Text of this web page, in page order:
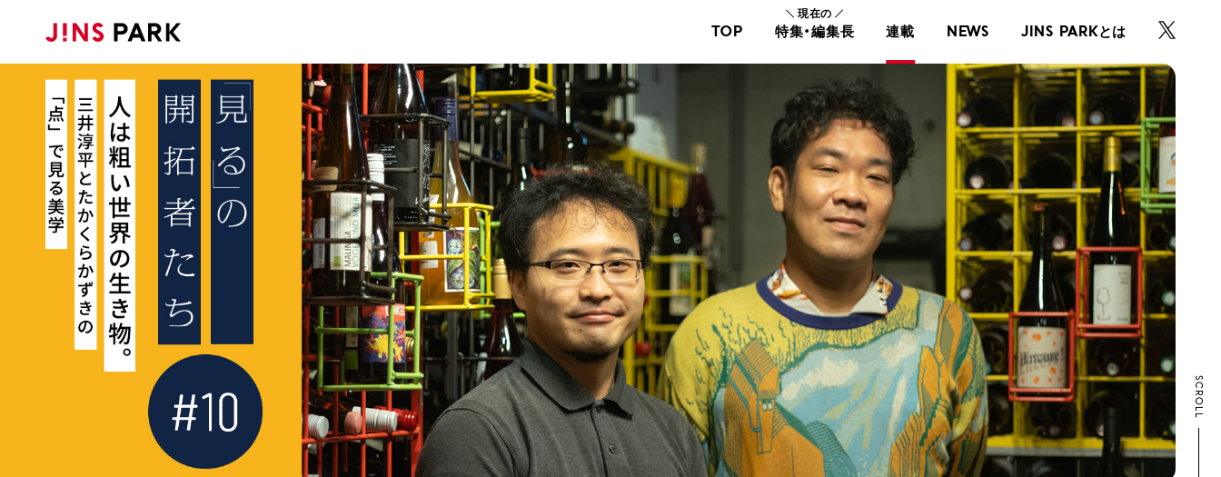
TOP
現在の
特集・編集長 連載 NEWS JINS PARKとは
SCROLL